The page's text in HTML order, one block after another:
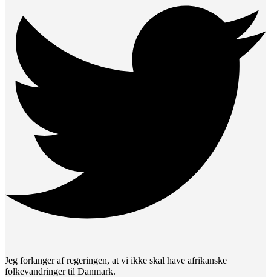
Jeg forlanger af regeringen, at vi ikke skal have afrikanske
folkevandringer til Danmark.